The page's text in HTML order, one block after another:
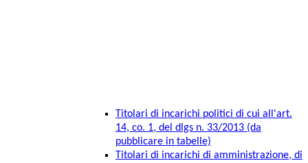
Titolari di incarichi politici di cui all'art.
14, co. 1, del dlgs n. 33/2013 (da
pubblicare in tabelle)
Titolari di incarichi di amministrazione, di